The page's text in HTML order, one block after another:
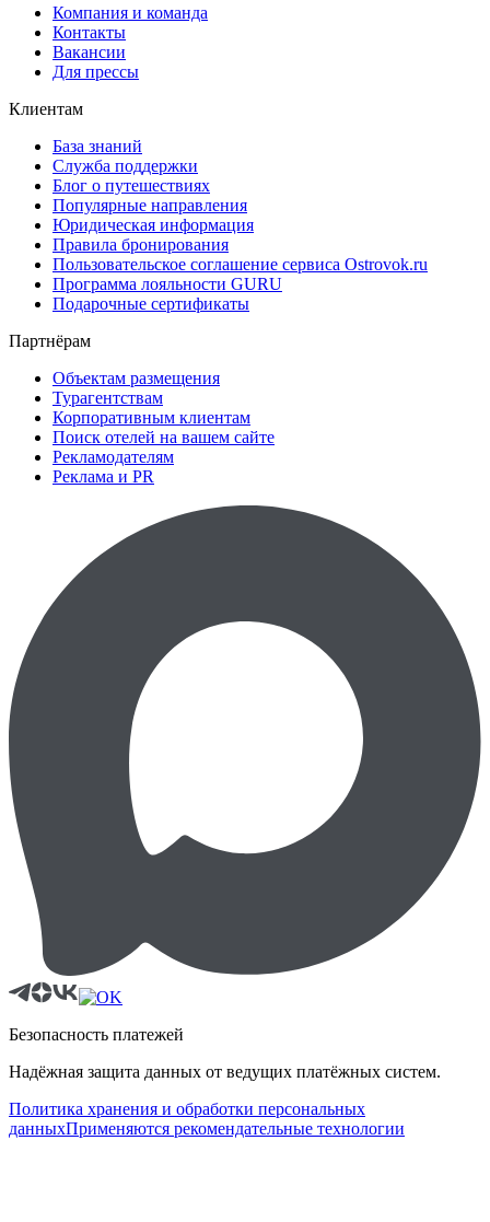
Компания и команда
Контакты
Вакансии
Для прессы
Клиентам
База знаний
Служба поддержки
Блог о путешествиях
Популярные направления
Юридическая информация
Правила бронирования
Пользовательское соглашение сервиса Ostrovok.ru
Программа лояльности GURU
Подарочные сертификаты
Партнёрам
Объектам размещения
Турагентствам
Корпоративным клиентам
Поиск отелей на вашем сайте
Рекламодателям
Реклама и PR
Безопасность платежей
Надёжная защита данных от ведущих платёжных систем.
Политика хранения и обработки персональных
данныхПрименяются рекомендательные технологии